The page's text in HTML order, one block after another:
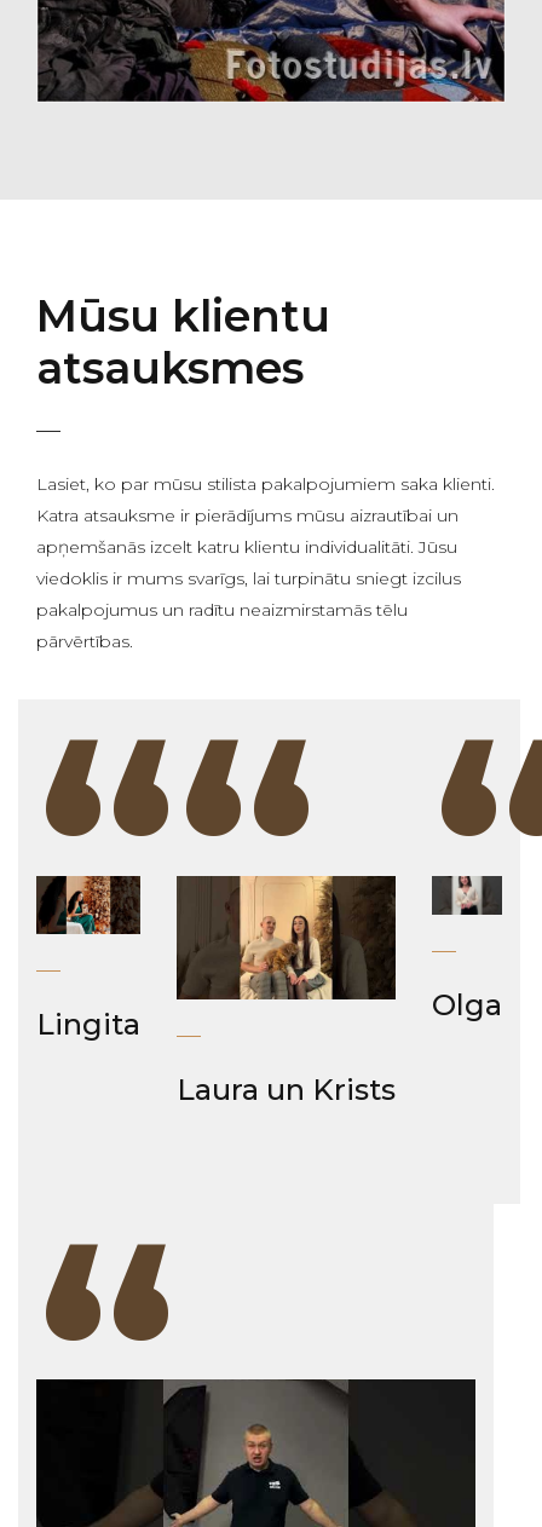
Mūsu klientu
atsauksmes
Lasiet, ko par mūsu stilista pakalpojumiem saka klienti.
Katra atsauksme ir pierādījums mūsu aizrautībai un
apņemšanās izcelt katru klientu individualitāti. Jūsu
viedoklis ir mums svarīgs, lai turpinātu sniegt izcilus
pakalpojumus un radītu neaizmirstamās tēlu
pārvērtības.
“
Lingita
“
Laura un Krists
Olga
“